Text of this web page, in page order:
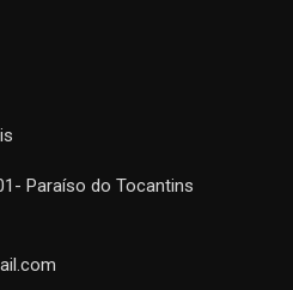
Paraíso do Tocantins